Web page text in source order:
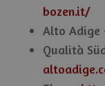
bozen.it/
Alto Adige
Qualità